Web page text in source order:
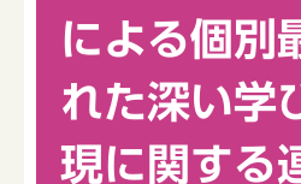
による個別
れた深い学
現に関する